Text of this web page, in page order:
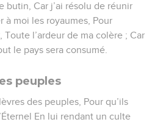
butin, Car j’ai résolu de réunir
à moi les royaumes, Pour
l’ardeur de ma colère ; Car
le pays sera consumé.
peuples
des peuples, Pour qu’ils
En lui rendant un culte